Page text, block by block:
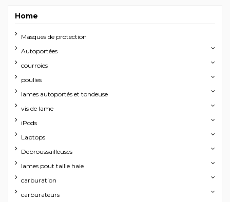
Home
Masques de protection
Autoportées
courroies
poulies
lames autoportés et tondeuse
vis de lame
iPods
Laptops
Debroussailleuses
lames pout taille haie
carburation
carburateurs